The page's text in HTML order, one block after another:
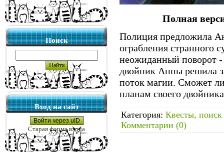
Поиск
Вход на сайт
Войти через uID
Старая форма входа
Полная
Полиция предложила
ограбления странного
неожиданный поворот -
двойник Анны решила
поток магии. Сможет
планам своего
Категория: Квесты, поиск
Комментарии (0)